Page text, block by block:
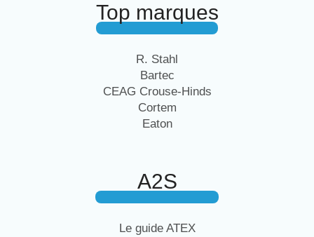
Top marques
R. Stahl
Bartec
CEAG Crouse-Hinds
Cortem
Eaton
A2S
Le guide ATEX